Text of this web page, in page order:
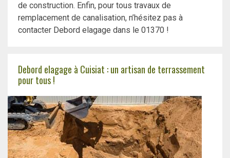
de construction. Enfin, pour tous travaux de
remplacement de canalisation, n’hésitez pas à
contacter Debord elagage dans le 01370 !
Debord elagage à Cuisiat : un artisan de terrassement
pour tous !